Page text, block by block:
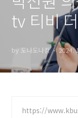
tv 티비
천안함
by 도나도나킴 2024.
https://